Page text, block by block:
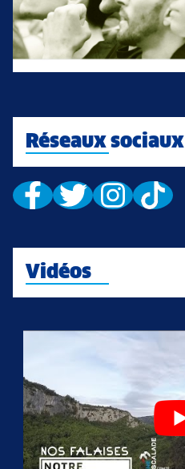
Réseaux sociaux
Vidéos